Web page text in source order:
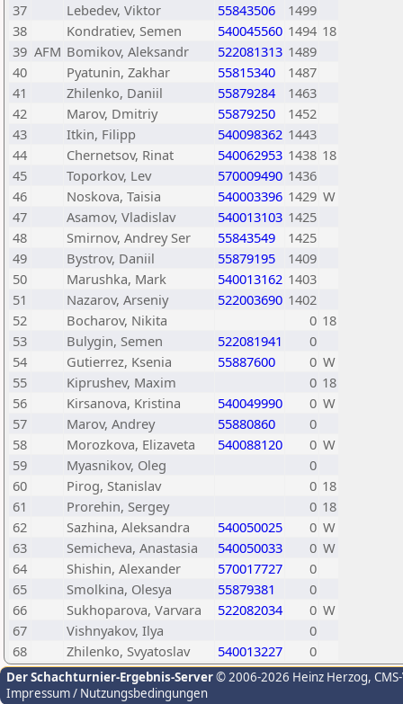
37
Lebedev, Viktor 55843506
1499
38
Kondratiev, Semen 540045560 1494 18
39 AFM Bomikov, Aleksandr 522081313 1489
40
Pyatunin, Zakhar 55815340
1487
41
Zhilenko, Daniil 55879284
1463
42
Marov, Dmitriy 55879250
1452
43
Itkin, Filipp 540098362 1443
44
Chernetsov, Rinat 540062953 1438 18
45
Toporkov, Lev 570009490 1436
46
Noskova, Taisia 540003396 1429 W
47
Asamov, Vladislav 540013103 1425
48
Smirnov, Andrey Ser 55843549
1425
49
Bystrov, Daniil 55879195
1409
50
Marushka, Mark 540013162 1403
51
Nazarov, Arseniy 522003690 1402
52
Bocharov, Nikita 0 18
53
Bulygin, Semen 522081941
0
54
Gutierrez, Ksenia 55887600 0 W
55
Kiprushev, Maxim 0 18
56
Kirsanova, Kristina 540049990 0 W
57
Marov, Andrey 55880860
0
58
Morozkova, Elizaveta 540088120 0 W
59
Myasnikov, Oleg
0
60
Pirog, Stanislav 0 18
61
Prorehin, Sergey 0 18
62
Sazhina, Aleksandra 540050025 0 W
63
Semicheva, Anastasia 540050033 0 W
64
Shishin, Alexander 570017727
0
65
Smolkina, Olesya 55879381
0
66
Sukhoparova, Varvara 522082034 0 W
67
Vishnyakov, Ilya
0
68
Zhilenko, Svyatoslav 540013227 0
Der Schachturnier-Ergebnis-Server© 2006-2026 Heinz Herzog,
Impressum / Nutzungsbedingungen